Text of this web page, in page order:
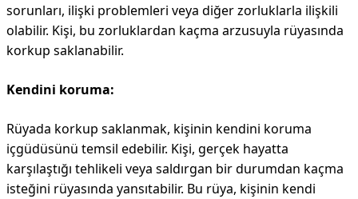
sorunları, ilişki problemleri veya diğer zorluklarla ilişkili
olabilir. Kişi, bu zorluklardan kaçma arzusuyla rüyasında
korkup saklanabilir.
Kendini koruma:
Rüyada korkup saklanmak, kişinin kendini koruma
içgüdüsünü temsil edebilir. Kişi, gerçek hayatta
karşılaştığı tehlikeli veya saldırgan bir durumdan kaçma
isteğini rüyasında yansıtabilir. Bu rüya, kişinin kendi